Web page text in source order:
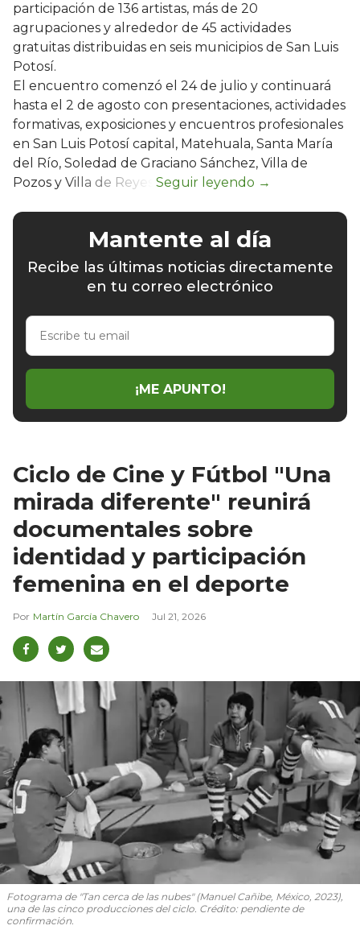
participación de 136 artistas, más de 20
agrupaciones y alrededor de 45 actividades
gratuitas distribuidas en seis municipios de San Luis
Potosí.
El encuentro comenzó el 24 de julio y continuará
hasta el 2 de agosto con presentaciones, actividades
formativas, exposiciones y encuentros profesionales
en San Luis Potosí capital, Matehuala, Santa María
del Río, Soledad de Graciano Sánchez, Villa de
Pozos y Villa de Reyes.
Mantente al día
Recibe las últimas noticias directamente
en tu correo electrónico
Escribe
email
¡ME APUNTO!
Ciclo de Cine y Fútbol "Una
mirada diferente" reunirá
documentales sobre
identidad y participación
femenina en el deporte
Martín García Chavero Jul 21, 2026
Fotograma de "Tan cerca de las nubes" (Manuel Cañibe, México, 2023),
una de las cinco producciones del ciclo. Crédito: pendiente de
confirmación.